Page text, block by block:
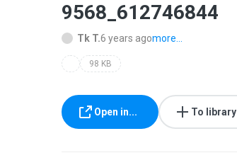
9568_612746844
Tk T.6 years agomore...
98 KB
Open in... To library